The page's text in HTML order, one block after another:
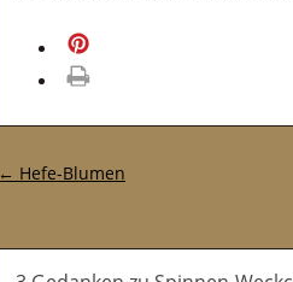
Post-Navigation
← Hefe-Blumen